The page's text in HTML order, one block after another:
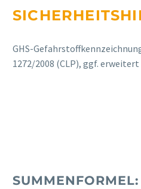
GHS-
1272/2008 (CLP), ggf. erweitert
SUMMENFORMEL: